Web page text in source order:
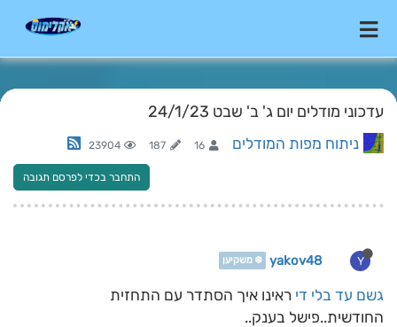
עדכוני מודלים יום ג' ב' שבט 24/1/23
ניתוח מפות המודלים 16
187
23904
התחבר בכדי לפרסם תגובה
Y
yakov48 ❄️ משקיען
גשם עד בלי די ראינו איך הסתדר עם התחזית
החודשית..פישל בענק..